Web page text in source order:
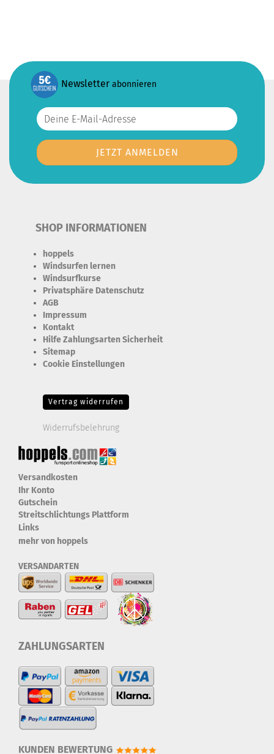
Newsletter abonnieren
SHOP INFORMATIONEN
hoppels
Windsurfen lernen
Windsurfkurse
Privatsphäre Datenschutz
AGB
Impressum
Kontakt
Hilfe Zahlungsarten Sicherheit
Sitemap
Cookie Einstellungen
Vertrag widerrufen
Widerrufsbelehrung
Versandkosten
Ihr Konto
Gutschein
Streitschlichtungs Plattform
Links
mehr von hoppels
VERSANDARTEN
ZAHLUNGSARTEN
KUNDEN BEWERTUNG